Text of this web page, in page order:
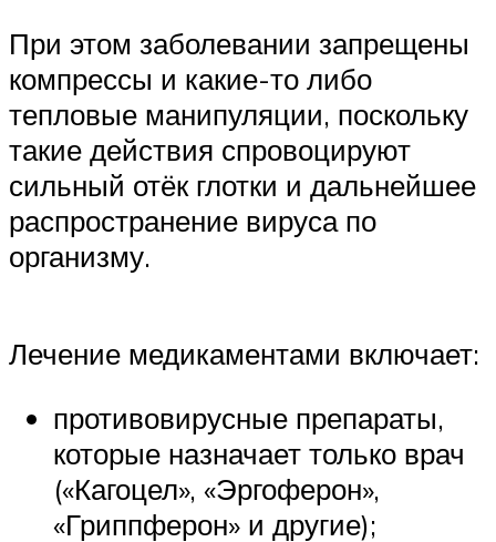
При этом заболевании запрещены
компрессы и какие-то либо
тепловые манипуляции, поскольку
такие действия спровоцируют
сильный отёк глотки и дальнейшее
распространение вируса по
организму.
Лечение медикаментами включает:
противовирусные препараты,
которые назначает только врач
(«Кагоцел», «Эргоферон»,
«Гриппферон» и другие);